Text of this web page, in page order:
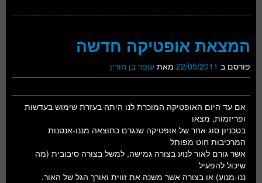
המצאת אופטיקה חדשה
פורסם ב 22/05/2011 מאת עופר בן חורין
אם עד היום האופטיקה המוכרת לנו היתה בעזרת שימוש בעדשות
ופריזמות, מצאו
בטכניון סוג אחר של אופטיקה שנגרם כתוצאה מננו-אנטנות
המרכיבות חוט מפותל
אשר גורם לאור לנוע בצורה גמישה, למשל בצורה סיבובית (מה
שיכול להפעיל
ננו-מנוע) או בצורה אשר משנה את זווית ואורך הגל של האור.